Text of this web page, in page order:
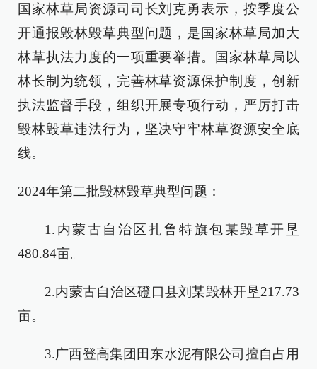
国家林草局资源司司长刘克勇表示，按季度公
开通报毁林毁草典型问题，是国家林草局加大
林草执法力度的一项重要举措。国家林草局以
林长制为统领，完善林草资源保护制度，创新
执法监督手段，组织开展专项行动，严厉打击
毁林毁草违法行为，坚决守牢林草资源安全底
线。
2024年第二批毁林毁草典型问题：
1.内蒙古自治区扎鲁特旗包某毁草开垦
480.84亩。
2.内蒙古自治区磴口县刘某毁林开垦217.73
亩。
3.广西登高集团田东水泥有限公司擅自占用